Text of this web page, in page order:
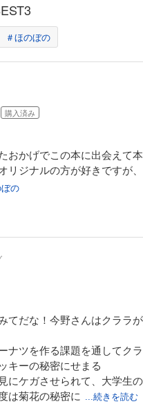
＃ほのぼの
購入済み
おかげでこの本に出会えて
リジナルの方が好きですが
の
てだな！今野さんはクララ
ナツを作る課題を通してク
キーの秘密にせまる
にケガさせられて、大学生
は菊花の秘密に ...続きを読む